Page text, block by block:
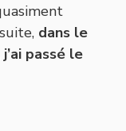
dans le
j’ai passé le